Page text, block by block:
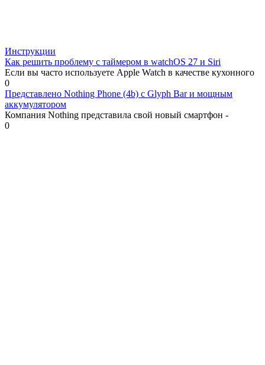
Инструкции
Как решить проблему с таймером в watchOS 27 и Siri
Если вы часто используете Apple Watch в качестве кухонного
0
Представлено Nothing Phone (4b) с Glyph Bar и мощным
аккумулятором
Компания Nothing представила свой новый смартфон -
0